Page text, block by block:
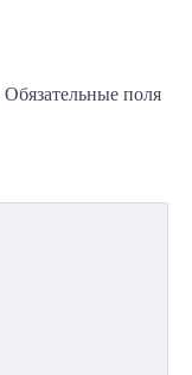
Обязательные поля